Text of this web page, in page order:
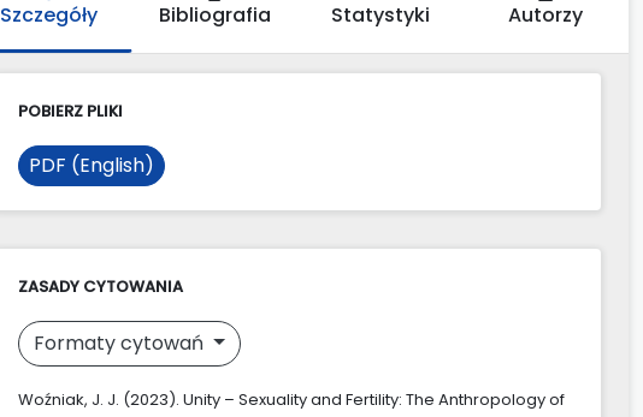
Szczegóły Bibliografia Statystyki Autorzy
POBIERZ PLIKI
PDF (English)
ZASADY CYTOWANIA
Formaty cytowań
Woźniak, J. J. (2023). Unity – Sexuality and Fertility: The Anthropology of